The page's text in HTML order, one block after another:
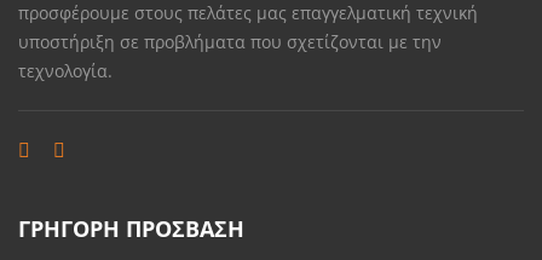
προσφέρουμε στους πελάτες μας επαγγελματική τεχνική
υποστήριξη σε προβλήματα που σχετίζονται με την
τεχνολογία.
ΓΡΗΓΟΡΗ ΠΡΟΣΒΑΣΗ